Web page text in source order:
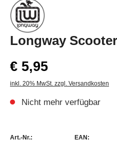
Longway
€ 5,95
inkl. 20% MwSt. zzgl. Versandkosten
Nicht mehr verfügbar
Art.-Nr.:
EAN: